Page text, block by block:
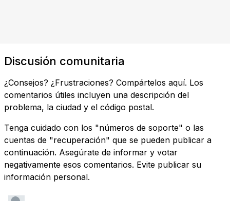
Discusión comunitaria
¿Consejos? ¿Frustraciones? Compártelos aquí. Los
comentarios útiles incluyen una descripción del
problema, la ciudad y el código postal.
Tenga cuidado con los "números de soporte" o las
cuentas de "recuperación" que se pueden publicar a
continuación. Asegúrate de informar y votar
negativamente esos comentarios. Evite publicar su
información personal.